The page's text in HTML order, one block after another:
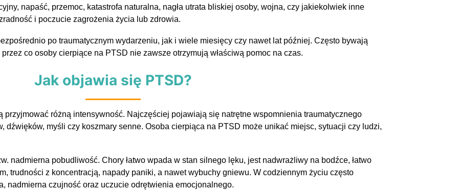
napaść, przemoc, katastrofa naturalna, nagła utrata bliskiej osoby, wojna, czy jakiekolwiek inne
i poczucie zagrożenia życia lub zdrowia.
po traumatycznym wydarzeniu, jak i wiele miesięcy czy nawet lat później. Często bywają
co osoby cierpiące na PTSD nie zawsze otrzymują właściwą pomoc na czas.
Jak objawia się PTSD?
przyjmować różną intensywność. Najczęściej pojawiają się natrętne wspomnienia traumatycznego
dźwięków, myśli czy koszmary senne. Osoba cierpiąca na PTSD może unikać miejsc, sytuacji czy ludzi,
nadmierna pobudliwość. Chory łatwo wpada w stan silnego lęku, jest nadwrażliwy na bodźce, łatwo
trudności z koncentracją, napady paniki, a nawet wybuchy gniewu. W codziennym życiu często
nadmierna czujność oraz uczucie odrętwienia emocjonalnego.